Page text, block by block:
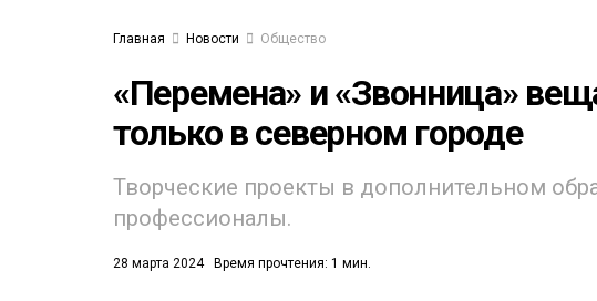
Главная Новости Общество
«Перемена» и «Звонница»
только в северном городе
Творческие проекты в дополнительном
профессионалы.
28 марта 2024 Время прочтения: 1 мин.